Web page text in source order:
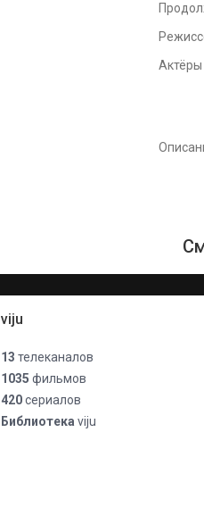
Актёры
viju
13 телеканалов
1035 фильмов
420сериалов
Библиотека viju